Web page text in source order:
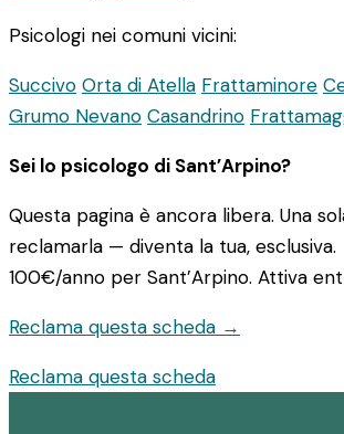
Psicologi nei comuni vicini:
Succivo Orta di Atella Frattaminore
Grumo Nevano Casandrino
Sei lo psicologo di Sant’Arpino?
Questa pagina è ancora libera. Una
reclamarla — diventa la tua, esclusiva.
100€/anno per Sant’Arpino. Attiva
Reclama questa scheda →
Reclama questa scheda